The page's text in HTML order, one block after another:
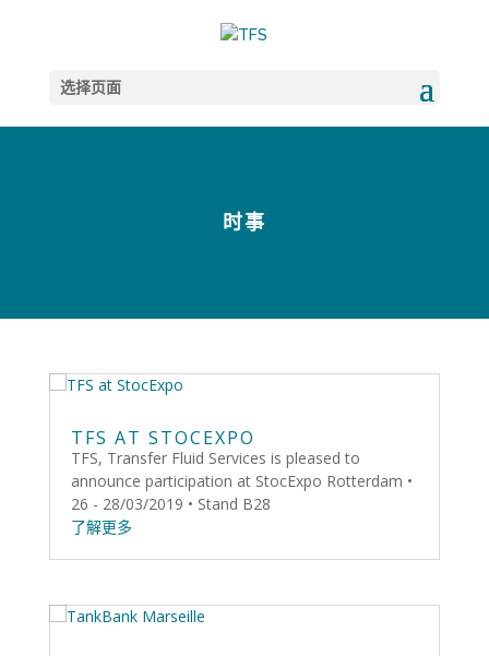
选择页面
时事
TFS AT STOCEXPO
TFS, Transfer Fluid Services is pleased to
announce participation at StocExpo Rotterdam •
26 - 28/03/2019 • Stand B28
了解更多